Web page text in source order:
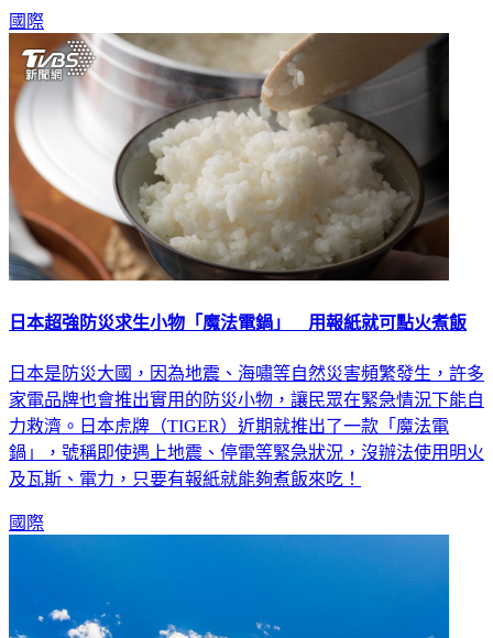
國際
日本超強防災求生小物「魔法電鍋」 用報紙就可點火煮飯
日本是防災大國，因為地震、海嘯等自然災害頻繁發生，許多
家電品牌也會推出實用的防災小物，讓民眾在緊急情況下能自
力救濟。日本虎牌（TIGER）近期就推出了一款「魔法電
鍋」，號稱即使遇上地震、停電等緊急狀況，沒辦法使用明火
及瓦斯、電力，只要有報紙就能夠煮飯來吃！
國際